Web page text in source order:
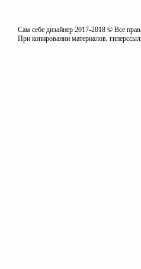
Сам себе дизайнер 2017-2018 © Все
При копировании материалов,